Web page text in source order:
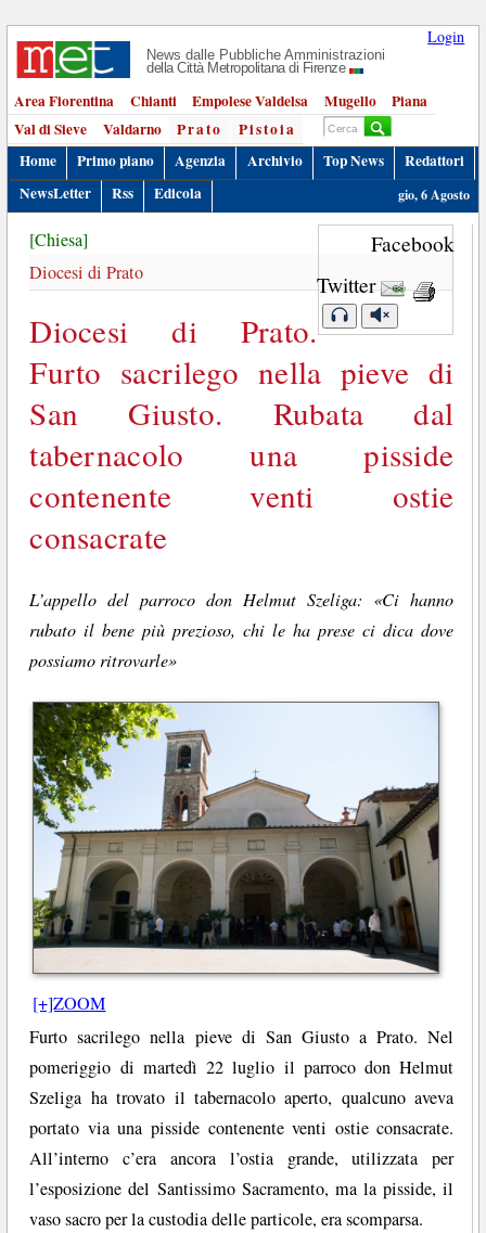
Login
News dalle Pubbliche Amministrazioni
della Città Metropolitana di Firenze
Area Fiorentina Chianti Empolese Valdelsa Mugello
Piana
Val di Sieve
Valdarno Prato
Pistoia
Home
Primo piano Agenzia Archivio Top News
Redattori
NewsLetter
Rss Edicola gio, 6 Agosto
Facebook
Twitter
[Chiesa]
Diocesi di Prato
Diocesi di Prato.
Furto sacrilego nella pieve di
San Giusto. Rubata dal
tabernacolo una pisside
contenente venti ostie
consacrate
L’appello del parroco don Helmut Szeliga: «Ci hanno
rubato il bene più prezioso, chi le ha prese ci dica dove
possiamo ritrovarle»
[+]ZOOM
Furto sacrilego nella pieve di San Giusto a Prato. Nel
pomeriggio di martedì 22 luglio il parroco don Helmut
Szeliga ha trovato il tabernacolo aperto, qualcuno aveva
portato via una pisside contenente venti ostie consacrate.
All’interno c’era ancora l’ostia grande, utilizzata per
l’esposizione del Santissimo Sacramento, ma la pisside, il
vaso sacro per la custodia delle particole, era scomparsa.